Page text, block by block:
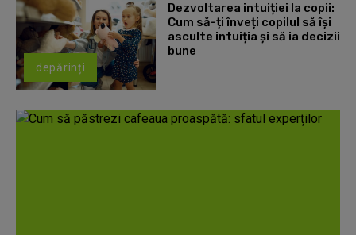
depărinți
Dezvoltarea intuiției la copii:
Cum să-ți înveți copilul să își
asculte intuiția și să ia decizii
bune